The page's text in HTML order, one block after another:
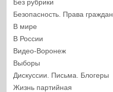
Без рубрики
Безопасность. Права граждан
В мире
В России
Видео-Воронеж
Выборы
Дискуссии. Письма. Блогеры
Жизнь партийная